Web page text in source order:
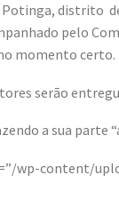
Potinga, distrito
pelo
momento certo.
serão
a sua parte
wp-content/